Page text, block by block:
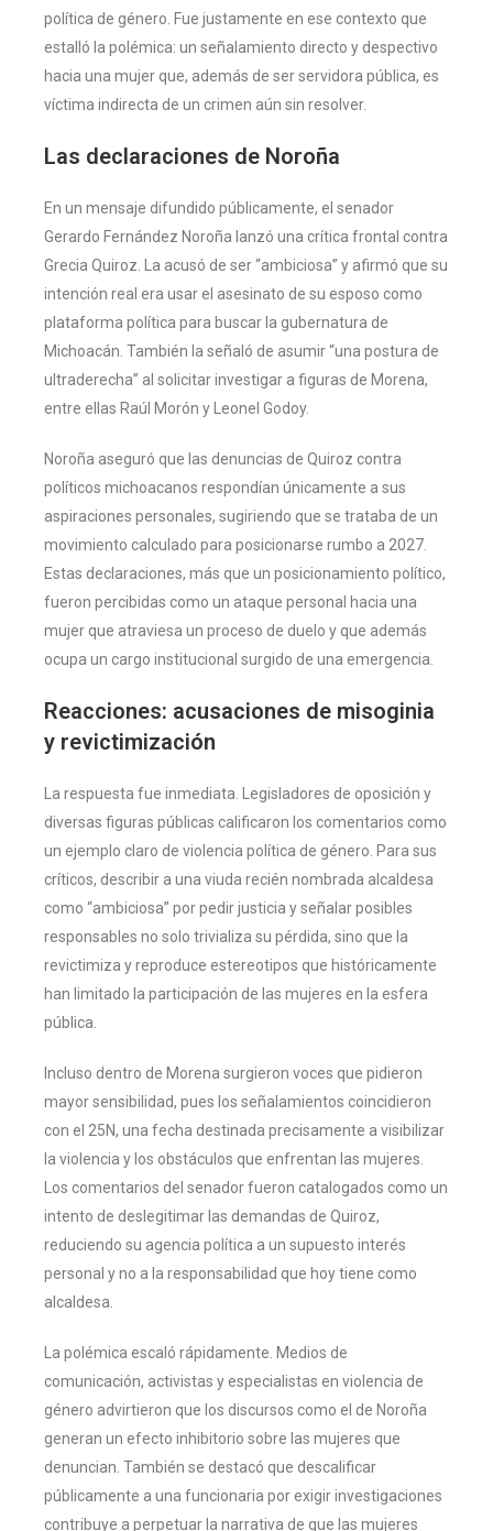
política de género. Fue justamente en ese contexto que
estalló la polémica: un señalamiento directo y despectivo
hacia una mujer que, además de ser servidora pública, es
víctima indirecta de un crimen aún sin resolver.
Las declaraciones de Noroña
En un mensaje difundido públicamente, el senador
Gerardo Fernández Noroña lanzó una crítica frontal contra
Grecia Quiroz. La acusó de ser “ambiciosa” y afirmó que su
intención real era usar el asesinato de su esposo como
plataforma política para buscar la gubernatura de
Michoacán. También la señaló de asumir “una postura de
ultraderecha” al solicitar investigar a figuras de Morena,
entre ellas Raúl Morón y Leonel Godoy.
Noroña aseguró que las denuncias de Quiroz contra
políticos michoacanos respondían únicamente a sus
aspiraciones personales, sugiriendo que se trataba de un
movimiento calculado para posicionarse rumbo a 2027.
Estas declaraciones, más que un posicionamiento político,
fueron percibidas como un ataque personal hacia una
mujer que atraviesa un proceso de duelo y que además
ocupa un cargo institucional surgido de una emergencia.
Reacciones: acusaciones de misoginia
y revictimización
La respuesta fue inmediata. Legisladores de oposición y
diversas figuras públicas calificaron los comentarios como
un ejemplo claro de violencia política de género. Para sus
críticos, describir a una viuda recién nombrada alcaldesa
como “ambiciosa” por pedir justicia y señalar posibles
responsables no solo trivializa su pérdida, sino que la
revictimiza y reproduce estereotipos que históricamente
han limitado la participación de las mujeres en la esfera
pública.
Incluso dentro de Morena surgieron voces que pidieron
mayor sensibilidad, pues los señalamientos coincidieron
con el 25N, una fecha destinada precisamente a visibilizar
la violencia y los obstáculos que enfrentan las mujeres.
Los comentarios del senador fueron catalogados como un
intento de deslegitimar las demandas de Quiroz,
reduciendo su agencia política a un supuesto interés
personal y no a la responsabilidad que hoy tiene como
alcaldesa.
La polémica escaló rápidamente. Medios de
comunicación, activistas y especialistas en violencia de
género advirtieron que los discursos como el de Noroña
generan un efecto inhibitorio sobre las mujeres que
denuncian. También se destacó que descalificar
públicamente a una funcionaria por exigir investigaciones
contribuye a perpetuar la narrativa de que las mujeres